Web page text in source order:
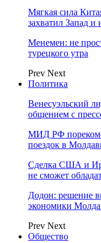
Мягкая сила
захватил Запад и
Менемен: не
турецкого утра
Prev Next
Политика
Венесуэльский
общением с
МИД РФ
поездок в
Сделка США и
не сможет
Додон: решение
экономики
Prev Next
Общество